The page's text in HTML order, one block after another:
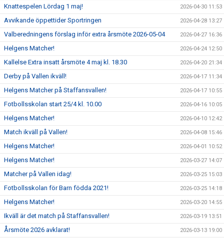
Knattespelen Lördag 1 maj! 2026-04-30 11:53
Avvikande öppettider Sportringen 2026-04-28 13:27
Valberedningens förslag inför extra årsmöte 2026-05-04 2026-04-27 16:36
Helgens Matcher! 2026-04-24 12:50
Kallelse Extra insatt årsmöte 4 maj kl. 18.30 2026-04-20 21:34
Derby på Vallen ikväll! 2026-04-17 11:34
Helgens Matcher på Staffansvallen! 2026-04-17 10:55
Fotbollsskolan start 25/4 kl. 10.00 2026-04-16 10:05
Helgens Matcher! 2026-04-10 12:42
Match ikväll på Vallen! 2026-04-08 15:46
Helgens Matcher! 2026-04-01 10:52
Helgens Matcher! 2026-03-27 14:07
Matcher på Vallen idag! 2026-03-25 15:03
Fotbollsskolan för Barn födda 2021! 2026-03-25 14:18
Helgens Matcher! 2026-03-20 14:55
Ikväll är det match på Staffansvallen! 2026-03-19 13:51
Årsmöte 2026 avklarat! 2026-03-13 19:00